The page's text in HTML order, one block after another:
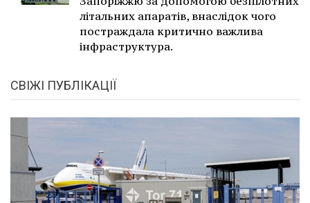
літальних апаратів, внаслідок чого
постраждала критично важлива
інфраструктура.
СВІЖІ ПУБЛІКАЦІЇ